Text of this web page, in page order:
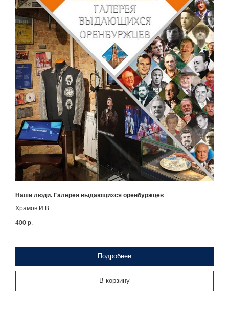
Наши люди. Галерея выдающихся оренбуржцев
Храмов И.В.
400 р.
Подробнее
В корзину